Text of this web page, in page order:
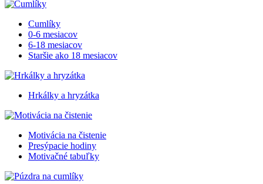
Cumlíky
0-6 mesiacov
6-18 mesiacov
Staršie ako 18 mesiacov
Hrkálky a hryzátka
Motivácia na čistenie
Presýpacie hodiny
Motivačné tabuľky